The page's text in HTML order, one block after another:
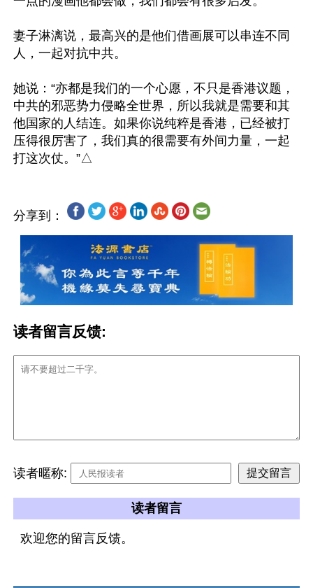
妻子淋漓说，最高兴的是他们借画展可以串连不同
人，一起对抗中共。
她说：“亦都是我们的一个心愿，不只是香港议题，
中共的邪恶势力侵略全世界，所以我就是需要和其
他国家的人结连。如果你说纯粹是香港，已经被打
压得很厉害了，我们真的很需要有外间力量，一起
分享到：
读者留言反馈:
读者暱称:
读者留言
欢迎您的留言反馈。